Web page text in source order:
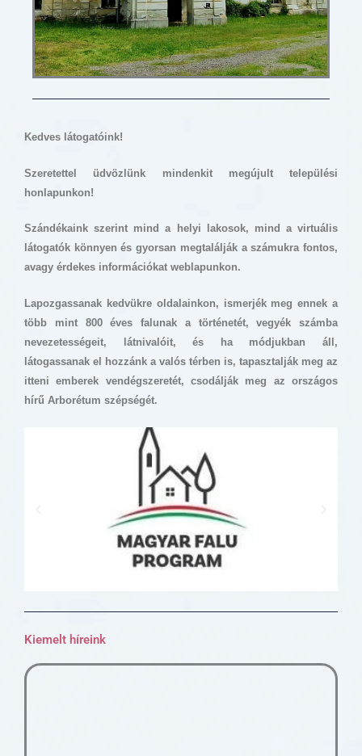
Kedves látogatóink!
Szeretettel üdvözlünk mindenkit megújult települési
honlapunkon!
Szándékaink szerint mind a helyi lakosok, mind a virtuális
látogatók könnyen és gyorsan megtalálják a számukra fontos,
avagy érdekes információkat weblapunkon.
Lapozgassanak kedvükre oldalainkon, ismerjék meg ennek a
több mint 800 éves falunak a történetét, vegyék számba
nevezetességeit, látnivalóit, és ha módjukban áll,
látogassanak el hozzánk a valós térben is, tapasztalják meg az
itteni emberek vendégszeretét, csodálják meg az országos
hírű Arborétum szépségét.
Kiemelt híreink